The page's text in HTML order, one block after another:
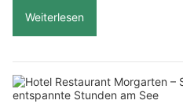
Weiterlesen